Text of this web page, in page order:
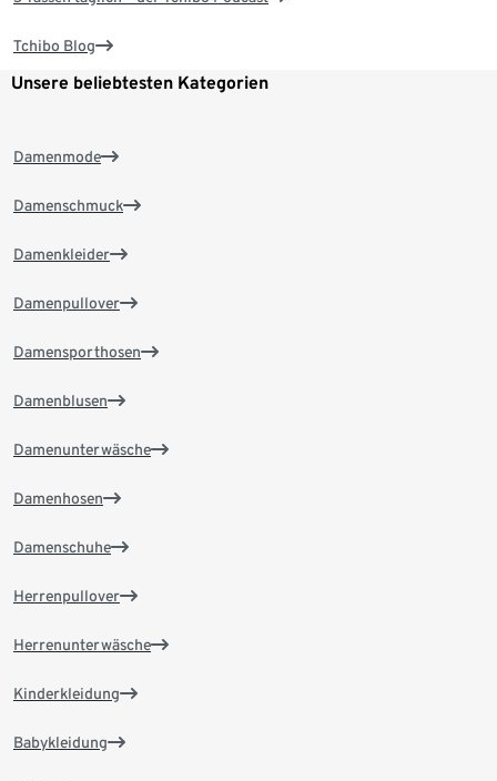
Tchibo Blog
Unsere beliebtesten Kategorien
Damenmode
Damenschmuck
Damenkleider
Damenpullover
Damensporthosen
Damenblusen
Damenunterwäsche
Damenhosen
Damenschuhe
Herrenpullover
Herrenunterwäsche
Kinderkleidung
Babykleidung